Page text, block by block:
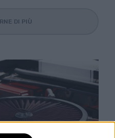
DI PIÙ